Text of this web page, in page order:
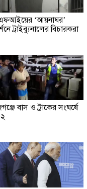
‘আয়নাঘর’
ট্রাইব্যুনালের বিচারকরা
বাস ও ট্রাকের সংঘর্ষে